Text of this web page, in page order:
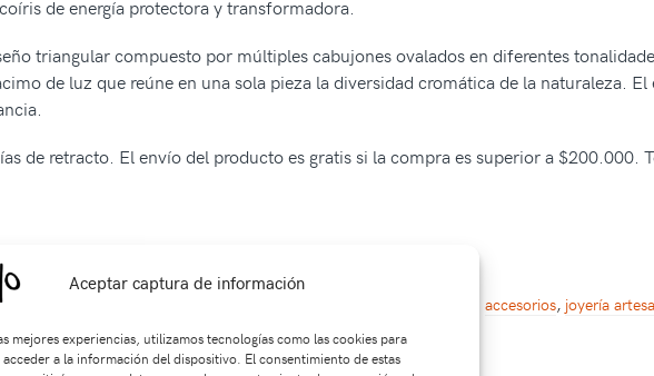
Aceptar captura de información
mejores experiencias, utilizamos tecnologías como las cookies para
a la información del dispositivo. El consentimiento de estas
de energía protectora y transformadora.
triangular compuesto por múltiples cabujones ovalados en diferentes
de luz que reúne en una sola pieza la diversidad cromática de la naturaleza. El
de retracto. El envío del producto es gratis si la compra es superior a $200.000.
accesorios, joyería